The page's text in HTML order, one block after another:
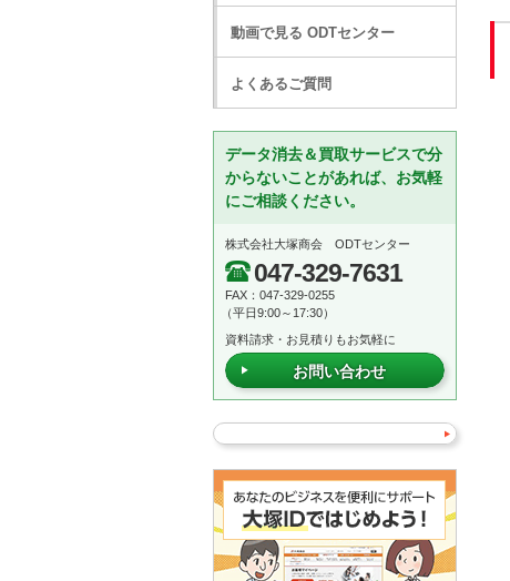
動画で見る ODTセンター
よくあるご質問
データ消去＆買取サービスで分
からないことがあれば、お気軽
にご相談ください。
株式会社大塚商会 ODTセンター
047-329-7631
FAX：047-329-0255
（平日9:00～17:30）
資料請求・お見積りもお気軽に
お問い合わせ